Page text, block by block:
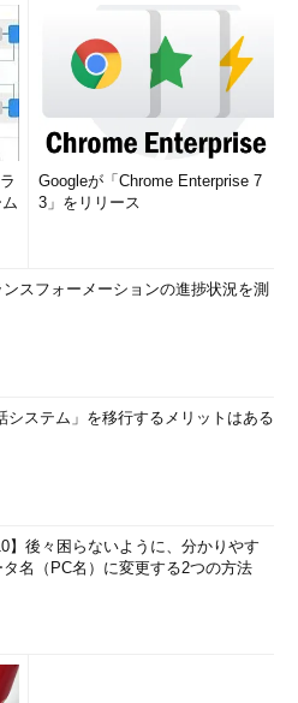
る下向き矢印をクリックすると
と）、スタート画面などに追加で
表示される。Windows 8.1
すると、この画面に表示されるア
きる。表示間隔などを詰めてより
だけだが、タッチではなくマウス
えても問題なく操作できるだろ
せてカスタマイズしよ
タッチ操作用にゆった
いるが、マウス操作向
る。
面で設定チャームを呼
する。
、表示数を増やせる。
Googleが「Chrome Enterprise 7
3」をリリース
スフォーメーションの進捗状況を測
システム」を移行するメリットはある
】後々困らないように、分かりやす
名（PC名）に変更する2つの方法